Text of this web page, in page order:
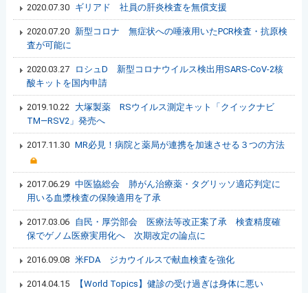
2020.07.30 ギリアド 社員の肝炎検査を無償支援
2020.07.20
新型コロナ 無症状への唾液用いたPCR検査・抗原検
査が可能に
2020.03.27
ロシュD 新型コロナウイルス検出用SARS-CoV-2核
酸キットを国内申請
2019.10.22
大塚製薬 RSウイルス測定キット「クイックナビ
TM―RSV2」発売へ
2017.11.30 MR必見！病院と薬局が連携を加速させる３つの方法
2017.06.29 中医協総会 肺がん治療薬・タグリッソ適応判定に
用いる血漿検査の保険適用を了承
2017.03.06
自民・厚労部会 医療法等改正案了承 検査精度確
保でゲノム医療実用化へ 次期改定の論点に
2016.09.08 米FDA ジカウイルスで献血検査を強化
2014.04.15 【World Topics】健診の受け過ぎは身体に悪い